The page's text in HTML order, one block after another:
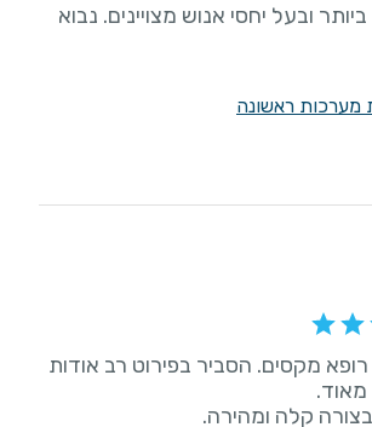
ובעל יחסי אנוש מצויינים. נבוא
מערכות ראשונה
רופא מקסים. הסביר בפירוט רב אודות